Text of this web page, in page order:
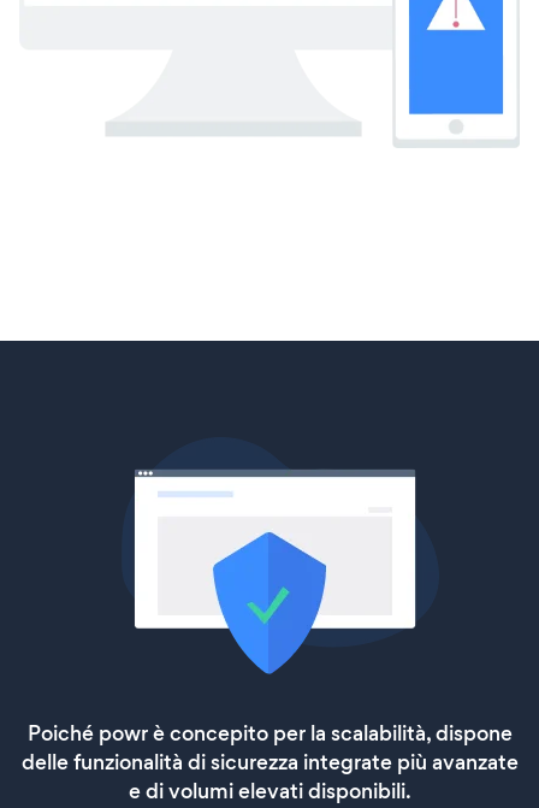
Poiché powr è concepito per la scalabilità, dispone
delle funzionalità di sicurezza integrate più avanzate
e di volumi elevati disponibili.